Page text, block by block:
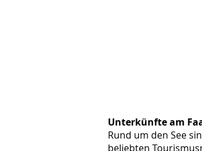
Unterkünfte am
Rund um den See
beliebten